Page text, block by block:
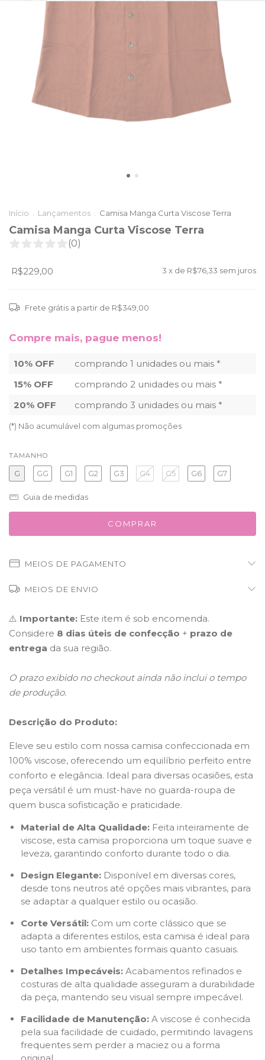
Início Lançamentos Camisa Manga Curta Viscose Terra
Camisa Manga Curta Viscose Terra
(0)
R$229,00 3 x de R$76,33 sem juros
Frete grátis a partir de R$349,00
Compre mais, pague menos!
10% OFF
comprando 1 unidades ou mais *
15% OFF
comprando 2 unidades ou mais *
20% OFF
comprando 3 unidades ou mais *
(*) Não acumulável com algumas promoções
TAMANHO
G GG G1 G2 G3 G4 G5 G6 G7
Guia de medidas
MEIOS DE PAGAMENTO
MEIOS DE ENVIO
⚠️ Importante: Este item é sob encomenda.
Considere 8 dias úteis de confecção + prazo de
entrega da sua região.
O prazo exibido no checkout ainda não inclui o tempo
de produção.
Descrição do Produto:
Eleve seu estilo com nossa camisa confeccionada em
100% viscose, oferecendo um equilíbrio perfeito entre
conforto e elegância. Ideal para diversas ocasiões, esta
peça versátil é um must-have no guarda-roupa de
quem busca sofisticação e praticidade.
Material de Alta Qualidade: Feita inteiramente de
viscose, esta camisa proporciona um toque suave e
leveza, garantindo conforto durante todo o dia.
Design Elegante: Disponível em diversas cores,
desde tons neutros até opções mais vibrantes, para
se adaptar a qualquer estilo ou ocasião.
Corte Versátil: Com um corte clássico que se
adapta a diferentes estilos, esta camisa é ideal para
uso tanto em ambientes formais quanto casuais.
Detalhes Impecáveis: Acabamentos refinados e
costuras de alta qualidade asseguram a durabilidade
da peça, mantendo seu visual sempre impecável.
Facilidade de Manutenção: A viscose é conhecida
pela sua facilidade de cuidado, permitindo lavagens
frequentes sem perder a maciez ou a forma